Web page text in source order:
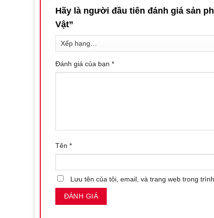
Thiết kế thông minh và vừa vặn:
Máy rung Marilyn được thiết kế với đường cong hoàn
hoa đầy chân thực. Đầu máy có đường kính 34mm, đủ
mại giúp ôm sát cơ thể, dễ dàng chạm tới các khu vực
9 chế độ rung đa dạng:Máy tích hợp các chế độ
Công nghệ hút thông minh:Lực hút được điều
Điều khiển từ xa tiện lợi:Remote không dây cho
gián đoạn trải nghiệm. Đây là sản phẩm hoàn hảo cho
Hãy là người đầu tiên đánh giá sản
Vật”
Đánh giá của bạn *
Tên *
Lưu tên của tôi, email, và trang web trong